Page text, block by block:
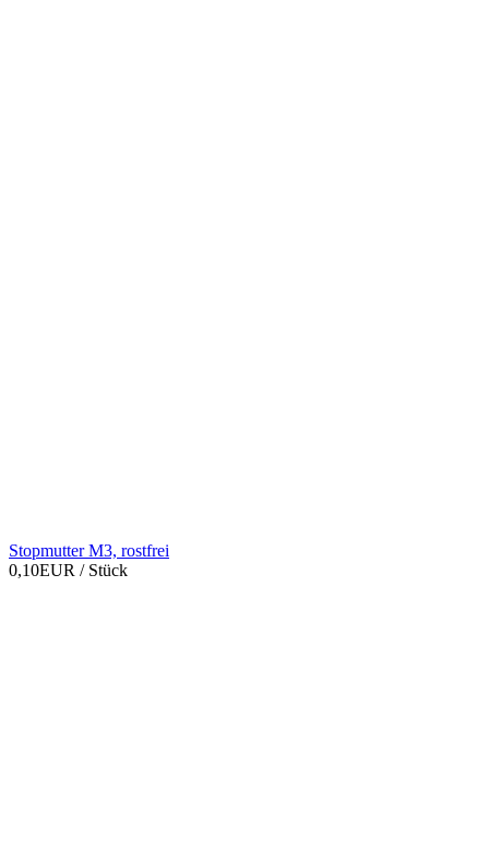
Stopmutter M3, rostfrei
0,10EUR / Stück